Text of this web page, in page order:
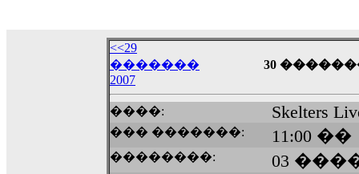
��� ��� ������ '������'...
Echo, ���� �� ������� ��
�������������� ��������!
������ �� �����.. "������" ���
��������� ����, ���������
����� ��������� ��
<<29
�������
2007
30 �������
����: Skelters
��� �������: 11:00 ��
��������: 03